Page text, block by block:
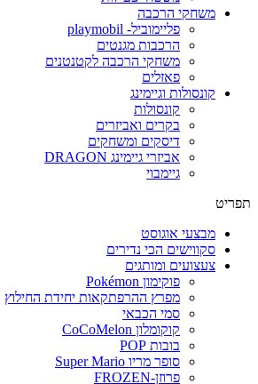
משחקי הרכבה
פליימוביל- playmobil
הרכבות מגנטים
משחקי הרכבה לקטנטנים
פאזלים
קונסולות וגיימינג
קונסולות
בקרים ואביזרים
דיסקים ומשחקים
אביזרי גיימינג DRAGON
גיימבוי
מבצעי אוגוסט
סקווישים הכי נדירים
צעצועים ומותגים
פוקימון Pokémon
מפרץ ההרפתקאות יחידת החילוץ
סמי הכבאי
קוקומלון CoCoMelon
בובות POP
סופר מריו Super Mario
פרוזן-FROZEN